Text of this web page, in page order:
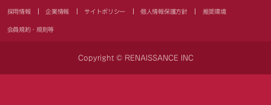
採用情報 企業情報 サイトポリシー 個人情報保護方針 推奨環境
会員規約・規則等
Copyright © RENAISSANCE INC